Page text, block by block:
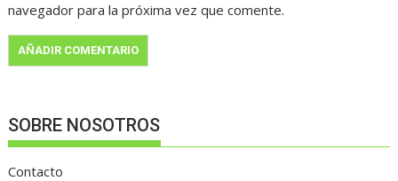
navegador para la próxima vez que comente.
SOBRE NOSOTROS
Contacto